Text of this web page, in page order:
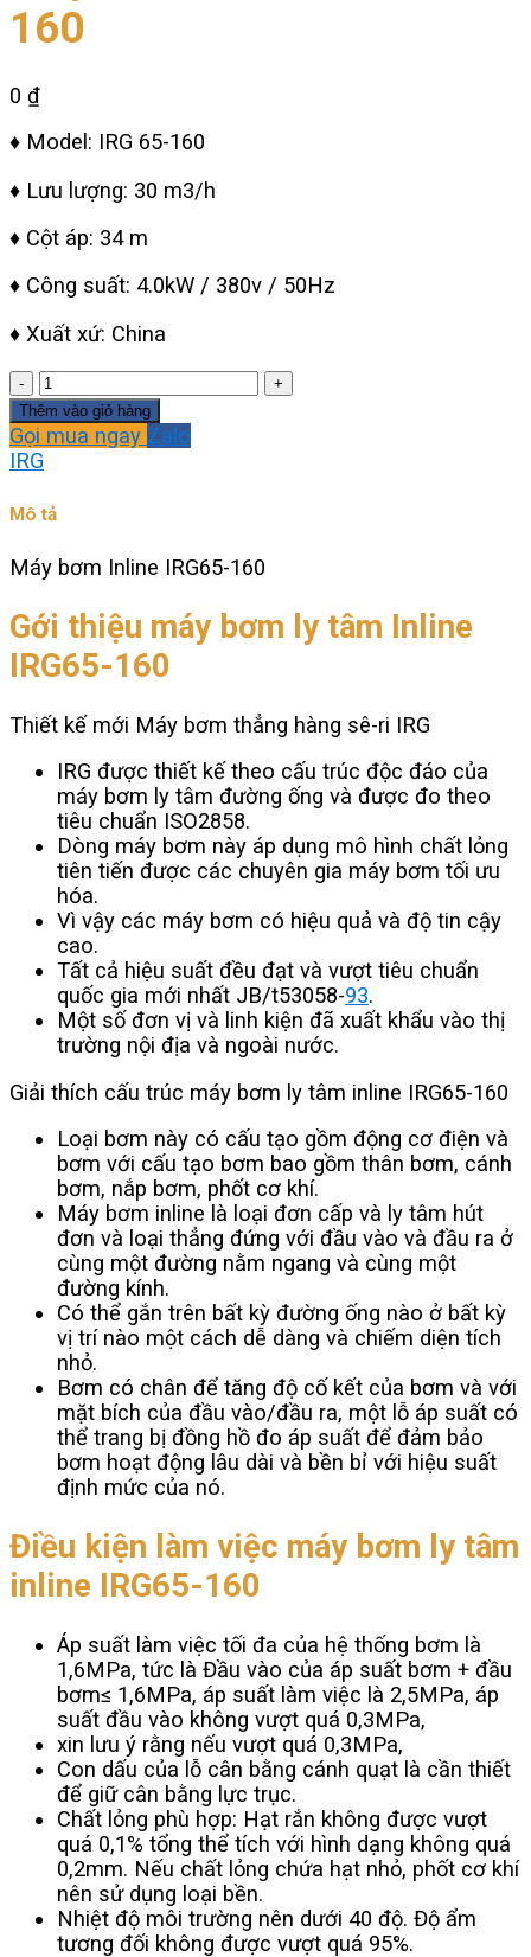
160
0 ₫
♦ Model: IRG 65-160
♦ Lưu lượng: 30 m3/h
♦ Cột áp: 34 m
♦ Công suất: 4.0kW / 380v / 50Hz
♦ Xuất xứ: China
Máy
bơm
Inline
IRG65-
số
Thêm vào giỏ hàng
Gọi mua ngay Zalo
IRG
Mô tả
Máy bơm Inline IRG65-160
Gới thiệu máy bơm ly tâm Inline
IRG65-160
Thiết kế mới Máy bơm thẳng hàng sê-ri IRG
IRG được thiết kế theo cấu trúc độc đáo của
máy bơm ly tâm đường ống và được đo theo
tiêu chuẩn ISO2858.
Dòng máy bơm này áp dụng mô hình chất lỏng
tiên tiến được các chuyên gia máy bơm tối ưu
hóa.
Vì vậy các máy bơm có hiệu quả và độ tin cậy
cao.
Tất cả hiệu suất đều đạt và vượt tiêu chuẩn
quốc gia mới nhất JB/t53058-93.
Một số đơn vị và linh kiện đã xuất khẩu vào thị
trường nội địa và ngoài nước.
Giải thích cấu trúc máy bơm ly tâm inline IRG65-160
Loại bơm này có cấu tạo gồm động cơ điện và
bơm với cấu tạo bơm bao gồm thân bơm, cánh
bơm, nắp bơm, phốt cơ khí.
Máy bơm inline là loại đơn cấp và ly tâm hút
đơn và loại thẳng đứng với đầu vào và đầu ra ở
cùng một đường nằm ngang và cùng một
đường kính.
Có thể gắn trên bất kỳ đường ống nào ở bất kỳ
vị trí nào một cách dễ dàng và chiếm diện tích
nhỏ.
Bơm có chân để tăng độ cố kết của bơm và với
mặt bích của đầu vào/đầu ra, một lỗ áp suất có
thể trang bị đồng hồ đo áp suất để đảm bảo
bơm hoạt động lâu dài và bền bỉ với hiệu suất
định mức của nó.
Điều kiện làm việc máy bơm ly tâm
inline IRG65-160
Áp suất làm việc tối đa của hệ thống bơm là
1,6MPa, tức là Đầu vào của áp suất bơm + đầu
bơm≤ 1,6MPa, áp suất làm việc là 2,5MPa, áp
suất đầu vào không vượt quá 0,3MPa,
xin lưu ý rằng nếu vượt quá 0,3MPa,
Con dấu của lỗ cân bằng cánh quạt là cần thiết
để giữ cân bằng lực trục.
Chất lỏng phù hợp: Hạt rắn không được vượt
quá 0,1% tổng thể tích với hình dạng không quá
0,2mm. Nếu chất lỏng chứa hạt nhỏ, phốt cơ khí
nên sử dụng loại bền.
Nhiệt độ môi trường nên dưới 40 độ. Độ ẩm
tương đối không được vượt quá 95%.